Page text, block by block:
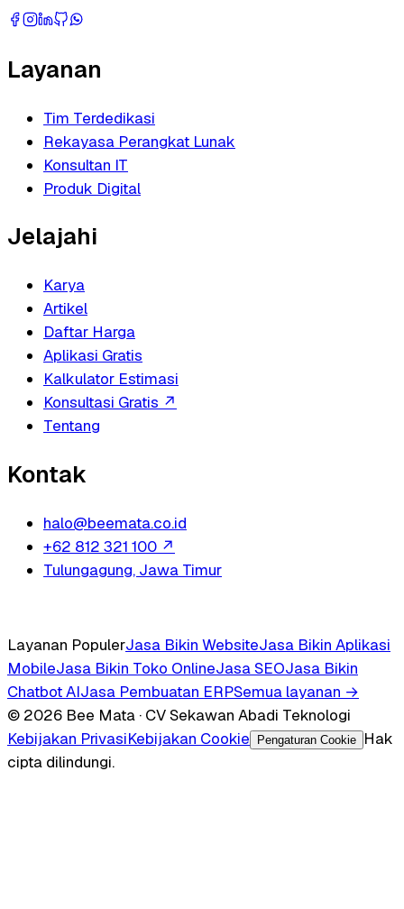
Layanan
Tim Terdedikasi
Rekayasa Perangkat Lunak
Konsultan IT
Produk Digital
Jelajahi
Karya
Artikel
Daftar Harga
Aplikasi Gratis
Kalkulator Estimasi
Konsultasi Gratis ↗
Tentang
Kontak
halo@beemata.co.id
+62 812 321 100 ↗
Tulungagung, Jawa Timur
Layanan PopulerJasa Bikin WebsiteJasa Bikin Aplikasi
MobileJasa Bikin Toko OnlineJasa SEOJasa Bikin
Chatbot AIJasa Pembuatan ERPSemua layanan →
© 2026 Bee Mata · CV Sekawan Abadi Teknologi
Kebijakan PrivasiKebijakan Cookie Pengaturan Cookie
Hak
cipta dilindungi.